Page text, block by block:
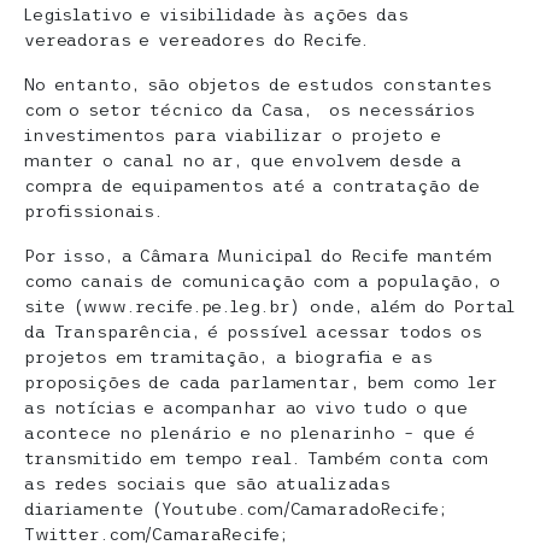
Legislativo e visibilidade às ações das
vereadoras e vereadores do Recife.
No entanto, são objetos de estudos constantes
com o setor técnico da Casa, os necessários
investimentos para viabilizar o projeto e
manter o canal no ar, que envolvem desde a
compra de equipamentos até a contratação de
profissionais.
Por isso, a Câmara Municipal do Recife mantém
como canais de comunicação com a população, o
site (www.recife.pe.leg.br) onde, além do Portal
da Transparência, é possível acessar todos os
projetos em tramitação, a biografia e as
proposições de cada parlamentar, bem como ler
as notícias e acompanhar ao vivo tudo o que
acontece no plenário e no plenarinho – que é
transmitido em tempo real. Também conta com
as redes sociais que são atualizadas
diariamente (Youtube.com/CamaradoRecife;
Twitter.com/CamaraRecife;